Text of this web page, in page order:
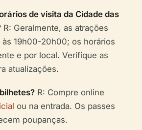
de visita da Cidade das
R: Geralmente, as atrações
19h00-20h00; os horários
e por local. Verifique as
atualizações.
R: Compre online
ou na entrada. Os passes
poupanças.